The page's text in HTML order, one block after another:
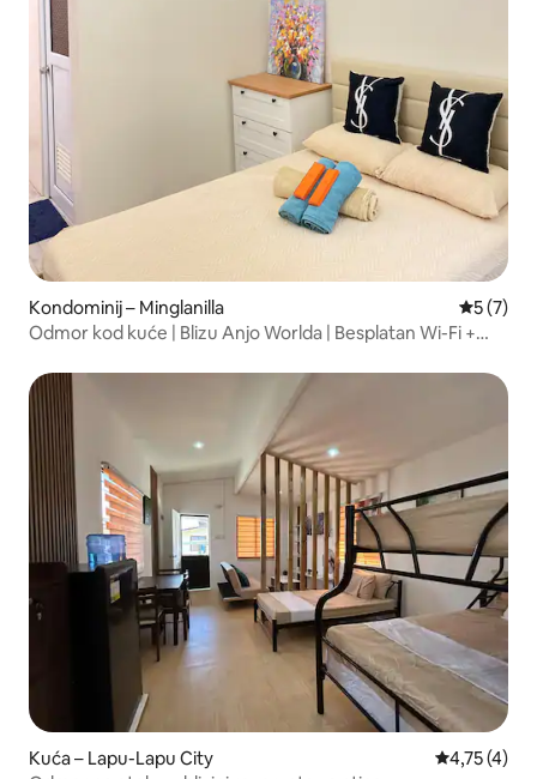
Kondominij – Minglanilla
5 (7)
Odmor kod kuće | Blizu Anjo Worlda | Besplatan Wi-Fi +
Kuća – Lapu-Lapu City Prosječna
4,75 (4)